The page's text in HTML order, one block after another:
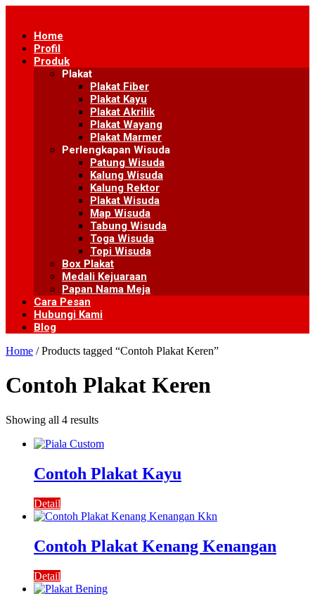
contentHome
Profil
Produk
Plakat
Plakat Fiber
Plakat Kayu
Plakat Akrilik
Plakat Wayang
Plakat Marmer
Perlengkapan Wisuda
Patung Wisuda
Kalung Wisuda
Kalung Rektor
Plakat Wisuda
Map Wisuda
Tabung Wisuda
Toga Wisuda
Topi Wisuda
Box Plakat
Medali Kejuaraan
Papan Nama Meja
Cara Pesan
Hubungi Kami
Blog
Home / Products tagged “Contoh Plakat Keren”
Contoh Plakat Keren
Showing all 4 results
Contoh Plakat Kayu
Detail
Contoh Plakat Kenang Kenangan
Detail